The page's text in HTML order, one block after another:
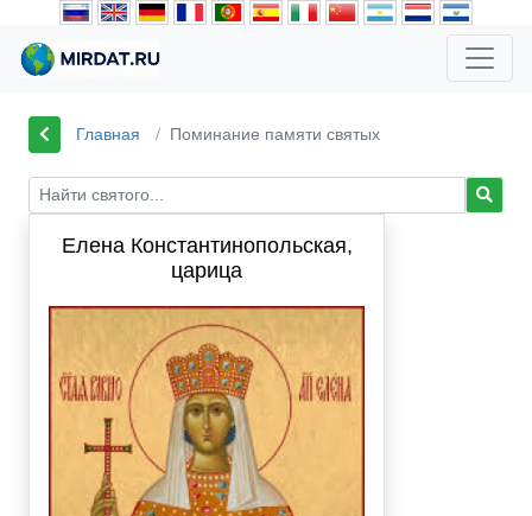
Главная Поминание памяти святых
Елена Константинопольская,
царица